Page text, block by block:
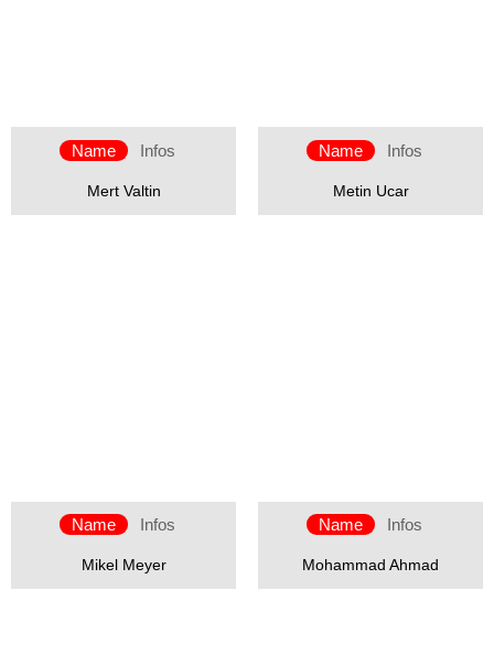
Name Infos
Mert Valtin
Name Infos
Metin Ucar
Name Infos
Mikel Meyer
Name Infos
Mohammad Ahmad